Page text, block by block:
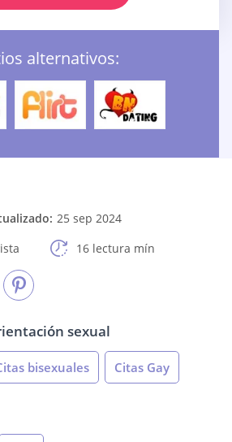
alternativos:
25 sep 2024
16 lectura mín
sexual
bisexuales Citas Gay